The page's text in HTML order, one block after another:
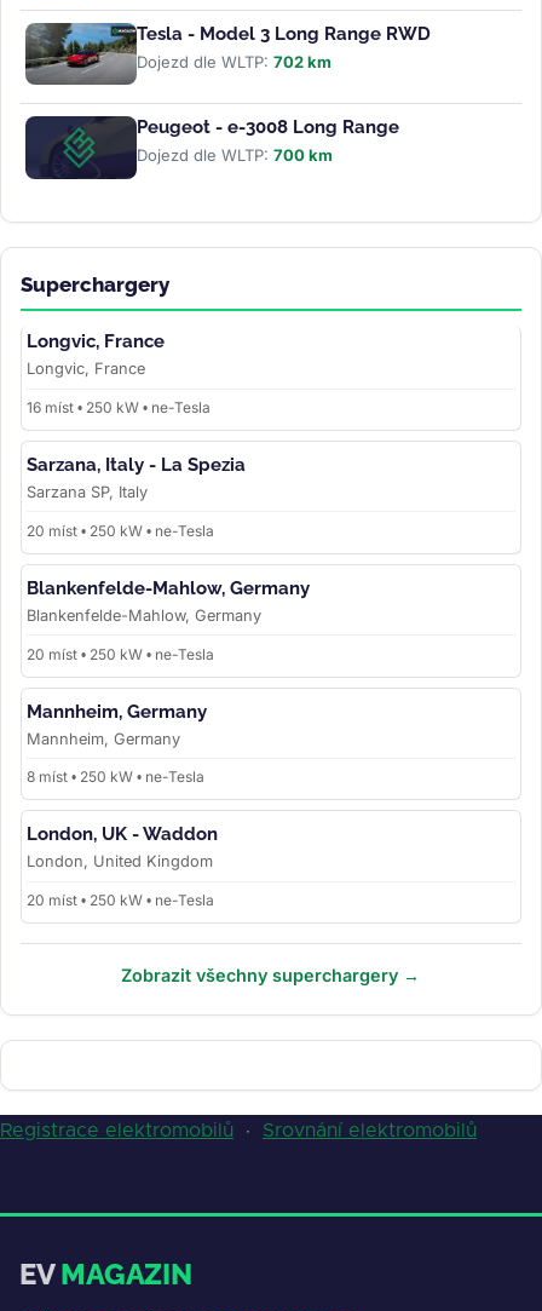
Tesla - Model 3 Long Range RWD
Dojezd dle WLTP: 702 km
Peugeot - e-3008 Long Range
Dojezd dle WLTP: 700 km
Superchargery
Longvic, France
Longvic, France
16 míst • 250 kW • ne-Tesla
Sarzana, Italy - La Spezia
Sarzana SP, Italy
20 míst • 250 kW • ne-Tesla
Blankenfelde-Mahlow, Germany
Blankenfelde-Mahlow, Germany
20 míst • 250 kW • ne-Tesla
Mannheim, Germany
Mannheim, Germany
8 míst • 250 kW • ne-Tesla
London, UK - Waddon
London, United Kingdom
20 míst • 250 kW • ne-Tesla
Zobrazit všechny superchargery →
Registrace elektromobilů · Srovnání elektromobilů
EVMAGAZIN